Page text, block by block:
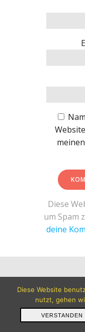
Diese
um Spam
deine
© 2026 TG
Diese Website
nutzt, gehen
VERSTANDEN